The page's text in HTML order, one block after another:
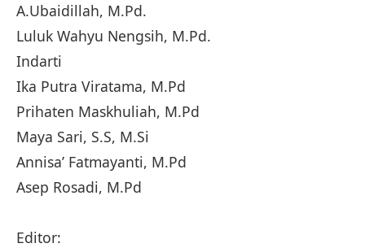
A.Ubaidillah, M.Pd.
Luluk Wahyu Nengsih, M.Pd.
Indarti
Ika Putra Viratama, M.Pd
Prihaten Maskhuliah, M.Pd
Maya Sari, S.S, M.Si
Annisa’ Fatmayanti, M.Pd
Asep Rosadi, M.Pd
Editor: